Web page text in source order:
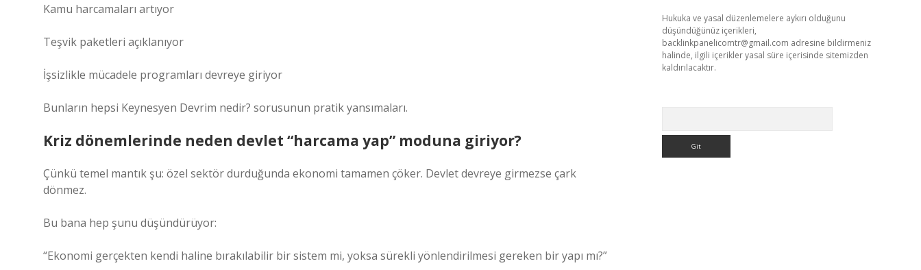
Kamu harcamaları artıyor
Teşvik paketleri açıklanıyor
İşsizlikle mücadele programları devreye giriyor
Bunların hepsi Keynesyen Devrim nedir? sorusunun pratik yansımaları.
Kriz dönemlerinde neden devlet “harcama yap” moduna giriyor?
Çünkü temel mantık şu: özel sektör durduğunda ekonomi tamamen çöker. Devlet devreye girmezse çark
dönmez.
Bu bana hep şunu düşündürüyor:
“Ekonomi gerçekten kendi haline bırakılabilir bir sistem mi, yoksa sürekli yönlendirilmesi gereken bir yapı mı?”
Hukuka ve yasal düzenlemelere aykırı olduğunu
düşündüğünüz içerikleri,
backlinkpanelicomtr@gmail.com adresine bildirmeniz
halinde, ilgili içerikler yasal süre içerisinde sitemizden
kaldırılacaktır.